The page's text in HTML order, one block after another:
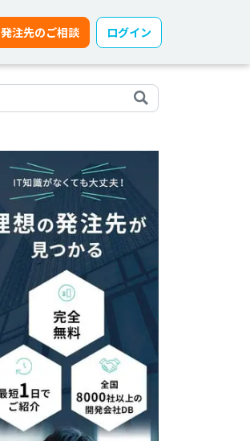
発注先のご相談 ログイン